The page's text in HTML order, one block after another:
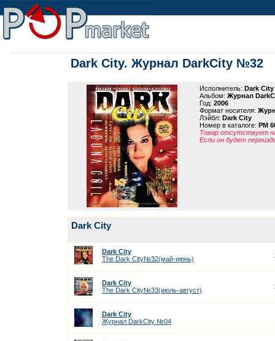
Dark City. Журнал DarkCity №32
Исполнитель: Dark City
Альбом: Журнал
Год: 2006
Формат носителя:
Лэйбл: Dark City
Номер в каталоге: PM
Товар отсутствует
Если он будет
Dark City
Dark City
The Dark City№32(май-июнь)
Dark City
The Dark City№33(июль-август)
Dark City
Журнал DarkCity №04